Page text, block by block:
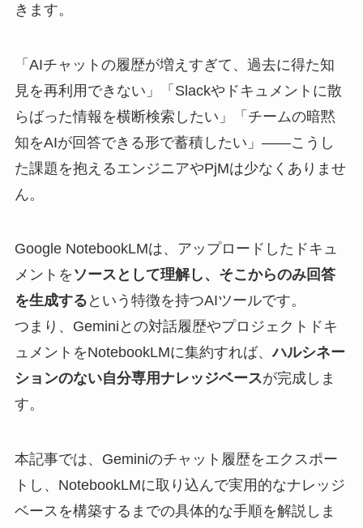
きます。
「AIチャットの履歴が増えすぎて、過去に得た知
見を再利用できない」「Slackやドキュメントに散
らばった情報を横断検索したい」「チームの暗黙
知をAIが回答できる形で蓄積したい」——こうし
た課題を抱えるエンジニアやPjMは少なくありませ
ん。
Google NotebookLMは、アップロードしたドキュ
メントを ソースとして理解し、そこからのみ回答
を生成する という特徴を持つAIツールです。
つまり、Geminiとの対話履歴やプロジェクトドキ
ュメントをNotebookLMに集約すれば、ハルシネー
ションのない自分専用ナレッジベースが完成しま
す。
本記事では、Geminiのチャット履歴をエクスポー
トし、NotebookLMに取り込んで実用的なナレッジ
ベースを構築するまでの具体的な手順を解説しま